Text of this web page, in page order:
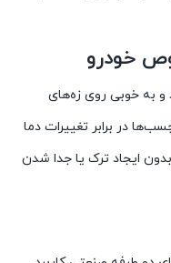
به خوبی روی زه‌های
در برابر تغییرات دما
ایجاد ترک یا جدا شدن